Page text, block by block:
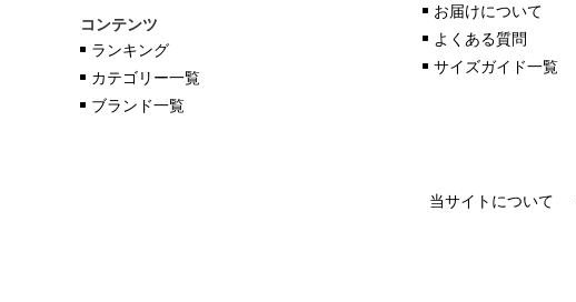
コンテンツ
ランキング
カテゴリー一覧
ブランド一覧
お届けについて
よくある質問
サイズガイド一覧
当サイトについて